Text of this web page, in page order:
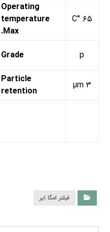
۶۵ °C
Operating
temperature
Max.
p
Grade
۳ µm
Particle
retention
فیلتر امگا ایر